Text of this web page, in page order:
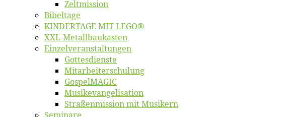
Zelt­mis­si­on
Bi­bel­ta­ge
KINDERTAGE MIT LEGO®
XXL-Me­­tal­l­­bau­­kas­­ten
Einzelver­an­stal­tungen
Got­tes­diens­te
Mitarbeiter­schulung
Gos­pel­MA­GIC
Musikevan­ge­li­sa­tion
Straßenmis­sion mit Musikern